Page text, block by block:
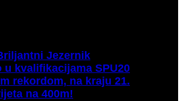
Jezernik
u kvalifikacijama SPU20
rekordom, na kraju 21.
na 400m!